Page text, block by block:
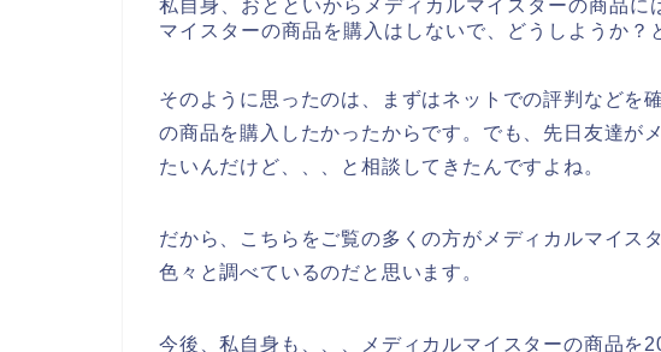
私自身、おとといからメディカルマイスターの商品
マイスターの商品を購入はしないで、どうしようか？
そのように思ったのは、まずはネットでの評判などを
の商品を購入したかったからです。でも、先日友達が
たいんだけど、、、と相談してきたんですよね。
だから、こちらをご覧の多くの方がメディカルマイス
色々と調べているのだと思います。
今後、私自身も、、、メディカルマイスターの商品を